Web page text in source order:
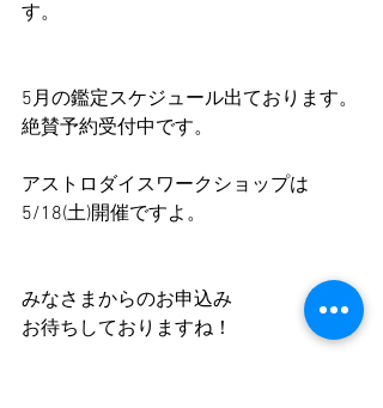
す。
5月の鑑定スケジュール出ております。
絶賛予約受付中です。
アストロダイスワークショップは
5/18(土)開催ですよ。
みなさまからのお申込み
お待ちしておりますね！